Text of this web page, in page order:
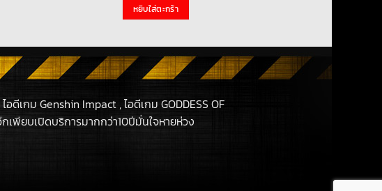
หยิบใส่ตะกร้า
อดีเกม Genshin Impact , ไอดีเกม GODDESS OF
กเพียบเปิดบริการมากกว่า10ปีมั่นใจหายห่วง